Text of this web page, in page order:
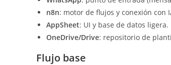
n8n: motor de flujos y conexión con
AppSheet: UI y base de datos ligera.
OneDrive/Drive: repositorio de
Flujo base